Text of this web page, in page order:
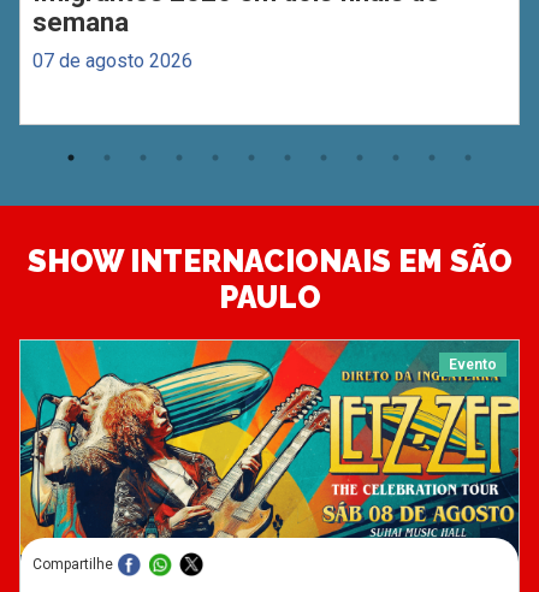
semana
07 de agosto 2026
SHOW INTERNACIONAIS EM SÃO
PAULO
Evento
Compartilhe